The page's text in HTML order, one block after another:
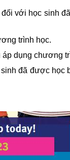
với học sinh
trình học.
dụng chương
đã được học